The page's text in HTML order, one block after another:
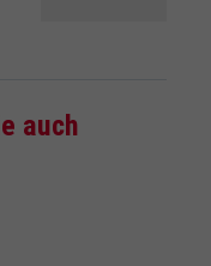
auch